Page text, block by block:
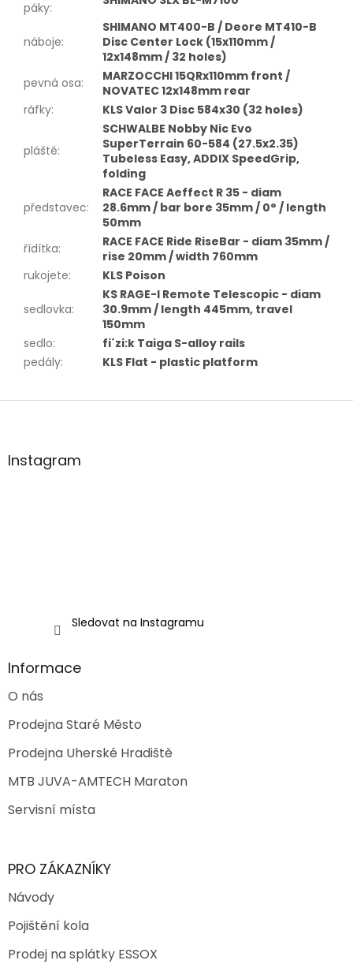
páky:
náboje:
SHIMANO MT400-B / Deore MT410-B
Disc Center Lock (15x110mm /
12x148mm / 32 holes)
pevná osa:
MARZOCCHI 15QRx110mm front /
NOVATEC 12x148mm rear
ráfky: KLS Valor 3 Disc 584x30 (32 holes)
pláště:
SCHWALBE Nobby Nic Evo
SuperTerrain 60-584 (27.5x2.35)
Tubeless Easy, ADDIX SpeedGrip,
folding
představec:
RACE FACE Aeffect R 35 - diam
28.6mm / bar bore 35mm / 0° / length
50mm
řídítka:
RACE FACE Ride RiseBar - diam 35mm /
rise 20mm / width 760mm
rukojete: KLS Poison
sedlovka:
KS RAGE-I Remote Telescopic - diam
30.9mm / length 445mm, travel
150mm
sedlo:
fi´zi:k Taiga S-alloy rails
pedály: KLS Flat - plastic platform
Z
aInstagram
Sledovat na Instagramu
Informace
O nás
Prodejna Staré Město
Prodejna Uherské Hradiště
MTB JUVA-AMTECH Maraton
Servisní místa
PRO ZÁKAZNÍKY
Návody
Pojištění kola
Prodej na splátky ESSOX